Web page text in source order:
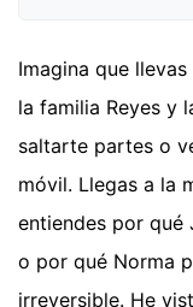
Imagina que
la familia Reyes y
saltarte partes o
móvil. Llegas a la
entiendes por qué
o por qué Norma
irreversible. He